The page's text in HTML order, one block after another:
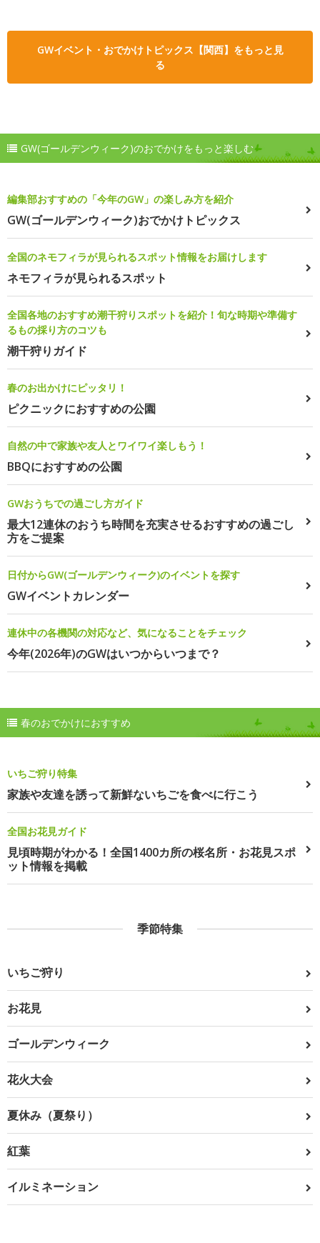
GWイベント・おでかけトピックス【関西】をもっと見
る
GW(ゴールデンウィーク)のおでかけをもっと楽しむ
編集部おすすめの「今年のGW」の楽しみ方を紹介
GW(ゴールデンウィーク)おでかけトピックス
全国のネモフィラが見られるスポット情報をお届けします
ネモフィラが見られるスポット
全国各地のおすすめ潮干狩りスポットを紹介！旬な時期や準備す
るもの採り方のコツも
潮干狩りガイド
春のお出かけにピッタリ！
ピクニックにおすすめの公園
自然の中で家族や友人とワイワイ楽しもう！
BBQにおすすめの公園
GWおうちでの過ごし方ガイド
最大12連休のおうち時間を充実させるおすすめの過ごし
方をご提案
日付からGW(ゴールデンウィーク)のイベントを探す
GWイベントカレンダー
連休中の各機関の対応など、気になることをチェック
今年(2026年)のGWはいつからいつまで？
春のおでかけにおすすめ
いちご狩り特集
家族や友達を誘って新鮮ないちごを食べに行こう
全国お花見ガイド
見頃時期がわかる！全国1400カ所の桜名所・お花見スポ
ット情報を掲載
季節特集
いちご狩り
お花見
ゴールデンウィーク
花火大会
夏休み（夏祭り）
紅葉
イルミネーション